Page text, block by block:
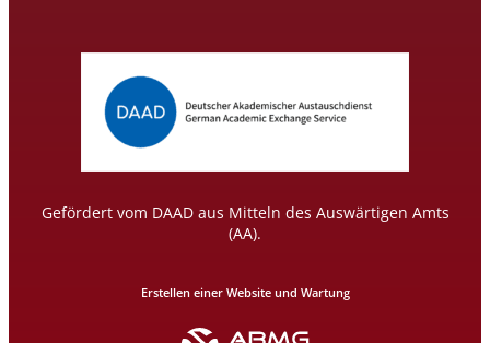
Gefördert vom DAAD aus Mitteln des Auswärtigen Amts
(AA).
Erstellen einer Website und Wartung